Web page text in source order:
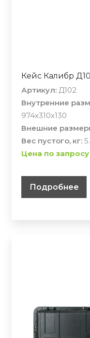
Кейс Калибр
Артикул: Д102
Внутренние
974х310х130
Внешние
Вес пустого, кг:
Цена по запросу
Подробнее